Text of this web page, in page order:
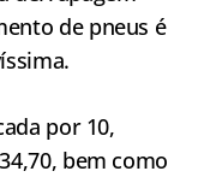
de pneus é
por 10,
bem como